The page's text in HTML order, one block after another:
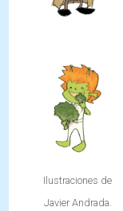
capaz de
de plantas
en un
santiamén.
Ilustraciones de
Javier Andrada.